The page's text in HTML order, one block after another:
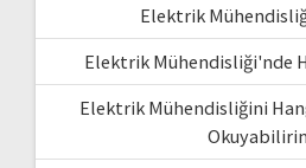
Elektrik
Elektrik Mühendisliği'nde
Elektrik Mühendisliğini